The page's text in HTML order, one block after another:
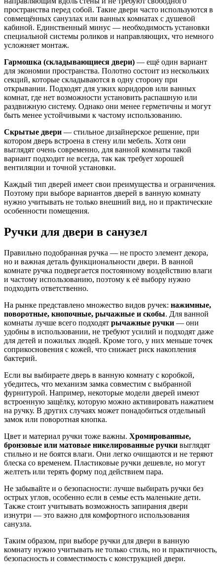
пространства перед собой. Такие двери часто используются в
совмещённых санузлах или ванных комнатах с душевой
кабиной. Единственный минус — необходимость установки
специальной системы роликов и направляющих, что немного
усложняет монтаж.
Гармошка (складывающиеся двери) — ещё один вариант
для экономии пространства. Полотно состоит из нескольких
секций, которые складываются в одну сторону при
открывании. Подходят для узких коридоров или ванных
комнат, где нет возможности установить распашную или
раздвижную систему. Однако они менее герметичны и могут
быть менее устойчивыми к частому использованию.
Скрытые двери — стильное дизайнерское решение, при
котором дверь встроена в стену или мебель. Хотя они
выглядят очень современно, для ванной комнаты такой
вариант подходит не всегда, так как требует хорошей
вентиляции и точной установки.
Каждый тип дверей имеет свои преимущества и ограничения.
Поэтому при выборе вариантов дверей в ванную комнату
нужно учитывать не только внешний вид, но и практические
особенности помещения.
Ручки для двери в санузел
Правильно подобранная ручка — не просто элемент декора,
но и важная деталь функциональности двери. В ванной
комнате ручка подвергается постоянному воздействию влаги
и частому использованию, поэтому к её выбору нужно
подходить ответственно.
На рынке представлено множество видов ручек: нажимные,
поворотные, кнопочные, рычажные и скобы. Для ванной
комнаты лучше всего подходят рычажные ручки — они
удобны в использовании, не требуют усилий и подходят даже
для детей и пожилых людей. Кроме того, у них меньше точек
соприкосновения с кожей, что снижает риск накопления
бактерий.
Если вы выбираете дверь в ванную комнату с коробкой,
убедитесь, что механизм замка совместим с выбранной
фурнитурой. Например, некоторые модели дверей имеют
встроенную защёлку, которую можно активировать нажатием
на ручку. В других случаях может понадобиться отдельный
замок или поворотная кнопка.
Цвет и материал ручки тоже важны. Хромированные,
бронзовые или матовые никелированные ручки выглядят
стильно и не боятся влаги. Они легко очищаются и не теряют
блеска со временем. Пластиковые ручки дешевле, но могут
желтеть или терять форму под действием пара.
Не забывайте и о безопасности: лучше выбирать ручки без
острых углов, особенно если в семье есть маленькие дети.
Также стоит учитывать возможность запирания двери
изнутри — это важно для комфортного использования
санузла.
Таким образом, при выборе ручки для двери в ванную
комнату нужно учитывать не только стиль, но и практичность,
безопасность и совместимость с конструкцией двери.